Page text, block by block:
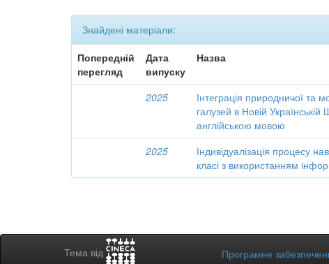
Знайдені матеріали:
Попередній
перегляд
Дата
випуску
Назва
2025
Інтеграція природничої та
галузей в Новій
англійською мовою
2025
Індивідуалізація процесу
класі з використанням
Тема від Програмне